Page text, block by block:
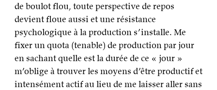
de boulot flou, toute perspective de repos
devient floue aussi et une résistance
psychologique à la production s’installe. Me
fixer un quota (tenable) de production par jour
en sachant quelle est la durée de ce « jour »
m’oblige à trouver les moyens d’être productif et
intensément actif au lieu de me laisser aller sans